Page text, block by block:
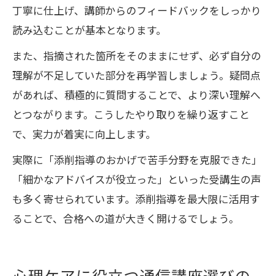
丁寧に仕上げ、講師からのフィードバックをしっかり
読み込むことが基本となります。
また、指摘された箇所をそのままにせず、必ず自分の
理解が不足していた部分を再学習しましょう。疑問点
があれば、積極的に質問することで、より深い理解へ
とつながります。こうしたやり取りを繰り返すこと
で、実力が着実に向上します。
実際に「添削指導のおかげで苦手分野を克服できた」
「細かなアドバイスが役立った」といった受講生の声
も多く寄せられています。添削指導を最大限に活用す
ることで、合格への道が大きく開けるでしょう。